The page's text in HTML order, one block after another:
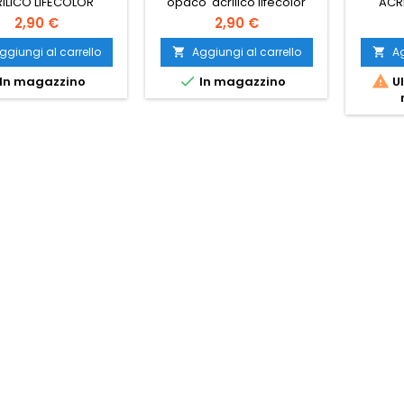
2,90 €
al carrello
magazzino
2,90 €
 Aggiungi al carrello
 In magazzino

